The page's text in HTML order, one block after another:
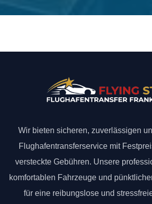
Wir bieten sicheren, zuverlässigen
Flughafentransferservice mit
versteckte Gebühren. Unsere
komfortablen Fahrzeuge und
für eine reibungslose und